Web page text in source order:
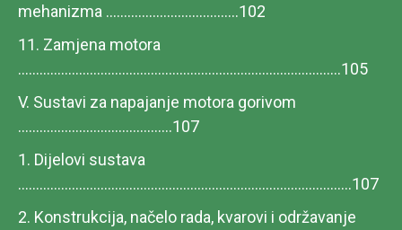
mehanizma .....................................102
11. Zamjena motora
..........................................................................................105
V. Sustavi za napajanje motora gorivom
...........................................107
1. Dijelovi sustava
.............................................................................................107
2. Konstrukcija, načelo rada, kvarovi i održavanje